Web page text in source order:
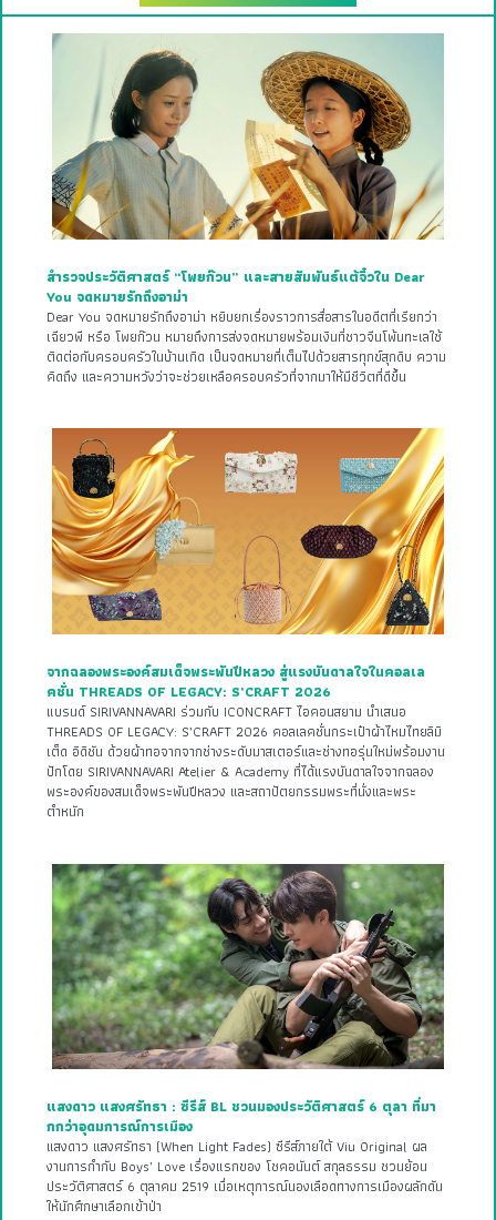
สำรวจประวัติศาสตร์ “โพยก๊วน” และสายสัมพันธ์แต้จิ๋วใน Dear
You จดหมายรักถึงอาม่า
Dear You จดหมายรักถึงอาม่า หยิบยกเรื่องราวการสื่อสารในอดีตที่เรียกว่า
เฉียวพี หรือ โพยก๊วน หมายถึงการส่งจดหมายพร้อมเงินที่ชาวจีนโพ้นทะเลใช้
ติดต่อกับครอบครัวในบ้านเกิด เป็นจดหมายที่เต็มไปด้วยสารทุกข์สุกดิบ ความ
คิดถึง และความหวังว่าจะช่วยเหลือครอบครัวที่จากมาให้มีชีวิตที่ดีขึ้น
จากฉลองพระองค์สมเด็จพระพันปีหลวง สู่แรงบันดาลใจในคอลเล
คชั่น THREADS OF LEGACY: S’CRAFT 2026
แบรนด์ SIRIVANNAVARI ร่วมกับ ICONCRAFT ไอคอนสยาม นำเสนอ
THREADS OF LEGACY: S’CRAFT 2026 คอลเลคชั่นกระเป๋าผ้าไหมไทยลิมิ
เต็ด อิดิชัน ด้วยผ้าทอจากจากช่างระดับมาสเตอร์และช่างทอรุ่นใหม่พร้อมงาน
ปักโดย SIRIVANNAVARI Atelier & Academy ที่ได้แรงบันดาลใจจากฉลอง
พระองค์ของสมเด็จพระพันปีหลวง และสถาปัตยกรรมพระที่นั่งและพระ
ตำหนัก
แสงดาว แสงศรัทธา : ซีรีส์ BL ชวนมองประวัติศาสตร์ 6 ตุลา ที่มา
กกว่าอุดมการณ์การเมือง
แสงดาว แสงศรัทธา (When Light Fades) ซีรีส์ภายใต้ Viu Original ผล
งานการกำกับ Boys’ Love เรื่องแรกของ โชคอนันต์ สกุลธรรม ชวนย้อน
ประวัติศาสตร์ 6 ตุลาคม 2519 เมื่อเหตุการณ์นองเลือดทางการเมืองผลักดัน
ให้นักศึกษาเลือกเข้าป่า